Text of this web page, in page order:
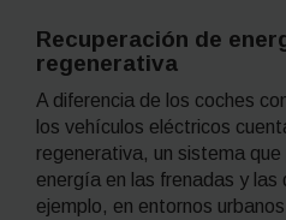
Recuperación de
regenerativa
A diferencia de los coches
los vehículos eléctricos
regenerativa, un sistema
energía en las frenadas y las
ejemplo, en entornos